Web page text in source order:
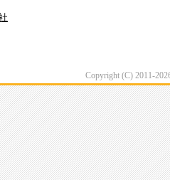
Copyright (C) 2011-